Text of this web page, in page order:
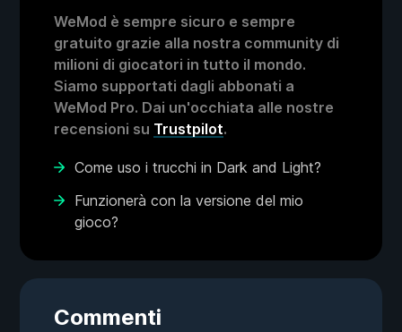
WeMod è sempre sicuro e sempre
gratuito grazie alla nostra community di
milioni di giocatori in tutto il mondo.
Siamo supportati dagli abbonati a
WeMod Pro. Dai un'occhiata alle nostre
recensioni su Trustpilot.
Come uso i trucchi in Dark and Light?
Funzionerà con la versione del mio
gioco?
Commenti